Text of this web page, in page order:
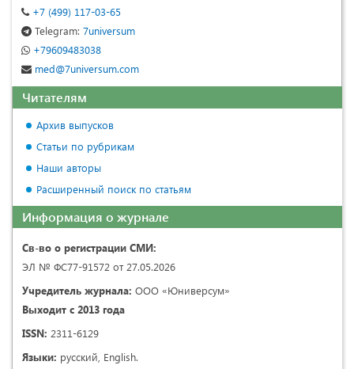
+7 (499) 117-03-65
Telegram: 7universum
+79609483038
med@7universum.com
Читателям
Архив выпусков
Статьи по рубрикам
Наши авторы
Расширенный поиск по статьям
Информация о журнале
Св-во о регистрации СМИ:
ЭЛ № ФС77-91572 от 27.05.2026
Учредитель журнала: ООО «Юниверсум»
Выходит с 2013 года
ISSN: 2311-6129
Языки: русский, English.